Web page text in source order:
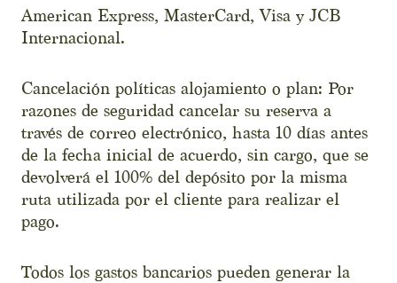
American Express, MasterCard, Visa y JCB
Internacional.
Cancelación políticas alojamiento o plan: Por
razones de seguridad cancelar su reserva a
través de correo electrónico, hasta 10 días antes
de la fecha inicial de acuerdo, sin cargo, que se
devolverá el 100% del depósito por la misma
ruta utilizada por el cliente para realizar el
pago.
Todos los gastos bancarios pueden generar la